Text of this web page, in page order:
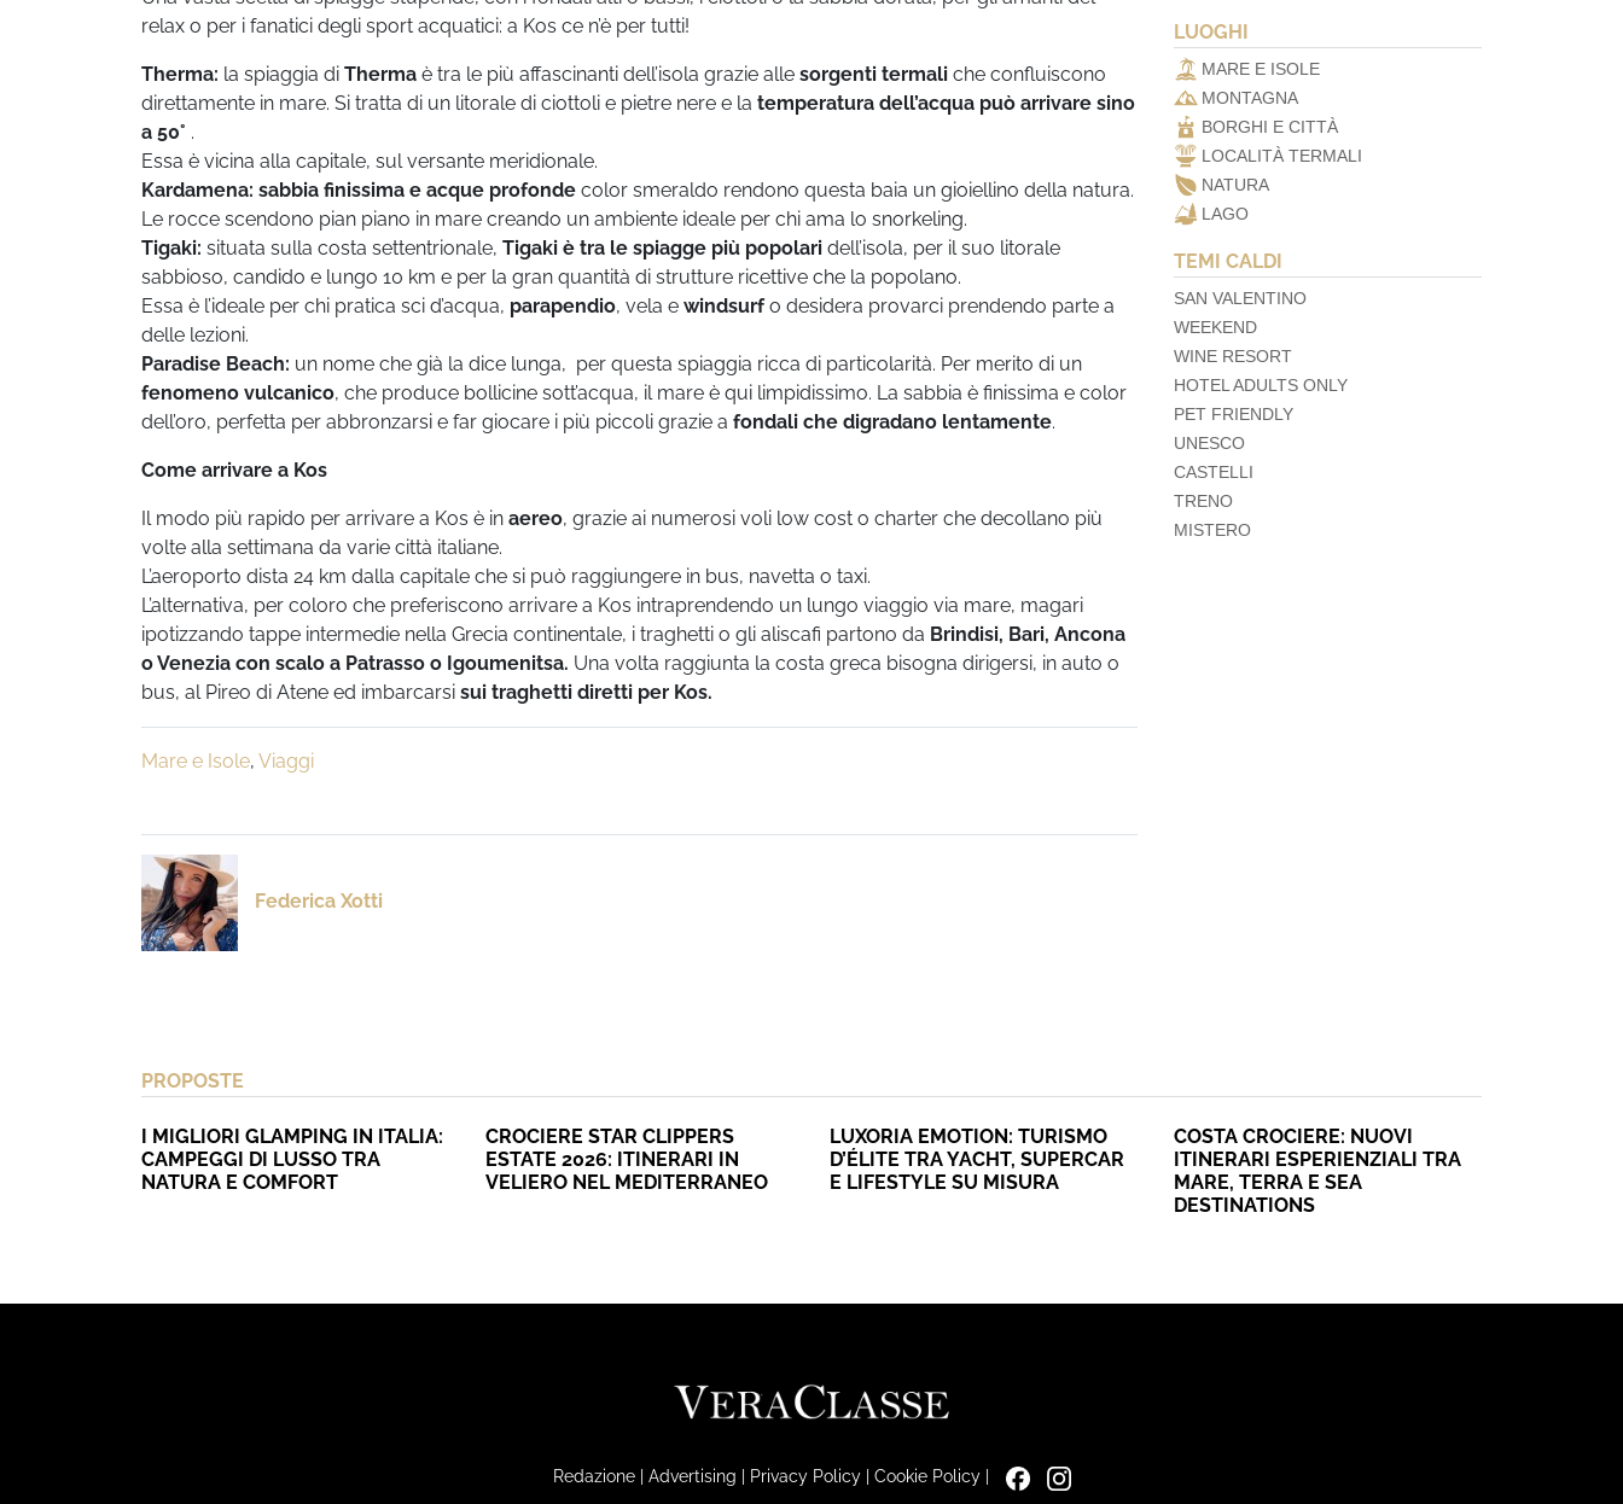
relax o per i fanatici degli sport acquatici: a Kos ce n’è per tutti!
Therma: la spiaggia di Therma è tra le più affascinanti dell’isola grazie alle sorgenti termali che confluiscono
direttamente in mare. Si tratta di un litorale di ciottoli e pietre nere e la temperatura dell’acqua può arrivare sino
a 50° .
Essa è vicina alla capitale, sul versante meridionale.
Kardamena: sabbia finissima e acque profonde color smeraldo rendono questa baia un gioiellino della natura.
Le rocce scendono pian piano in mare creando un ambiente ideale per chi ama lo snorkeling.
Tigaki: situata sulla costa settentrionale, Tigaki è tra le spiagge più popolari dell’isola, per il suo litorale
sabbioso, candido e lungo 10 km e per la gran quantità di strutture ricettive che la popolano.
Essa è l’ideale per chi pratica sci d’acqua, parapendio, vela e windsurfo desidera provarci prendendo parte a
delle lezioni.
Paradise Beach: un nome che già la dice lunga, per questa spiaggia ricca di particolarità. Per merito di un
fenomeno vulcanico, che produce bollicine sott’acqua, il mare è qui limpidissimo. La sabbia è finissima e color
dell’oro, perfetta per abbronzarsi e far giocare i più piccoli grazie a fondali che digradano lentamente.
Come arrivare a Kos
Il modo più rapido per arrivare a Kos è in aereo, grazie ai numerosi voli low cost o charter che decollano più
volte alla settimana da varie città italiane.
L’aeroporto dista 24 km dalla capitale che si può raggiungere in bus, navetta o taxi.
L’alternativa, per coloro che preferiscono arrivare a Kos intraprendendo un lungo viaggio via mare, magari
ipotizzando tappe intermedie nella Grecia continentale, i traghetti o gli aliscafi partono da Brindisi, Bari, Ancona
o Venezia con scalo a Patrasso o Igoumenitsa. Una volta raggiunta la costa greca bisogna dirigersi, in auto o
bus, al Pireo di Atene ed imbarcarsi sui traghetti diretti per Kos.
Mare e Isole, Viaggi
Federica Xotti
LUOGHI
MARE E ISOLE
MONTAGNA
BORGHI E CITTÀ
LOCALITÀ TERMALI
NATURA
LAGO
TEMI CALDI
SAN VALENTINO
WEEKEND
WINE RESORT
HOTEL ADULTS ONLY
PET FRIENDLY
UNESCO
CASTELLI
TRENO
MISTERO
PROPOSTE
I MIGLIORI GLAMPING IN ITALIA:
CAMPEGGI DI LUSSO TRA
NATURA E COMFORT
CROCIERE STAR CLIPPERS
ESTATE 2026: ITINERARI IN
VELIERO NEL MEDITERRANEO
LUXORIA EMOTION: TURISMO
D’ÉLITE TRA YACHT, SUPERCAR
E LIFESTYLE SU MISURA
COSTA CROCIERE: NUOVI
ITINERARI ESPERIENZIALI TRA
MARE, TERRA E SEA
DESTINATIONS
Redazione| Advertising | Privacy Policy| Cookie Policy|